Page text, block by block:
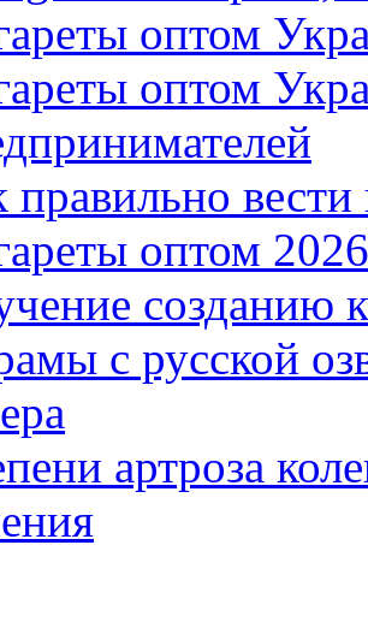
оптом
оптом
правильно
оптом
созданию
с русской
артроза